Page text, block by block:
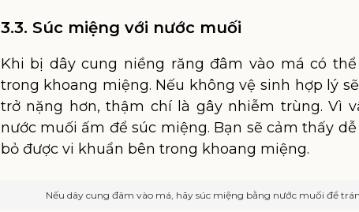
3.3. Súc miệng với nước muối
Khi bị dây cung niềng răng đâm vào má có
trong khoang miệng. Nếu không vệ sinh hợp lý
trở nặng hơn, thậm chí là gây nhiễm trùng. Vì
nước muối ấm để súc miệng. Bạn sẽ cảm thấy
bỏ được vi khuẩn bên trong khoang miệng.
Nếu dây cung đâm vào má, hãy súc miệng bằng nước muối để